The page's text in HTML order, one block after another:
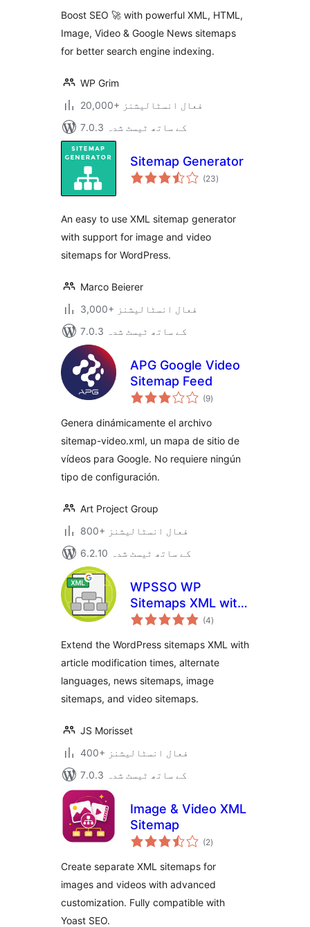
Boost SEO 🚀 with powerful XML, HTML,
Image, Video & Google News sitemaps
for better search engine indexing.
WP Grim
20,000+ فعال انسٹالیشنز
7.0.3 کے ساتھ ٹیسٹ شدہ
Sitemap Generator
(23مجموعی
درجہ
)
An easy to use XML sitemap generator
with support for image and video
sitemaps for WordPress.
Marco Beierer
3,000+ فعال انسٹالیشنز
7.0.3 کے ساتھ ٹیسٹ شدہ
APG Google Video
Sitemap Feed
(9مجموعی
درجہ
)
Genera dinámicamente el archivo
sitemap-video.xml, un mapa de sitio de
vídeos para Google. No requiere ningún
tipo de configuración.
Art Project Group
800+ فعال انسٹالیشنز
6.2.10 کے ساتھ ٹیسٹ شدہ
WPSSO WP
Sitemaps XML with
News, Image, and
(4مجموعی
درجہ
)
Extend the WordPress sitemaps XML with
article modification times, alternate
languages, news sitemaps, image
sitemaps, and video sitemaps.
JS Morisset
400+ فعال انسٹالیشنز
7.0.3 کے ساتھ ٹیسٹ شدہ
Image & Video XML
Sitemap
(2مجموعی
درجہ
)
Create separate XML sitemaps for
images and videos with advanced
customization. Fully compatible with
Yoast SEO.